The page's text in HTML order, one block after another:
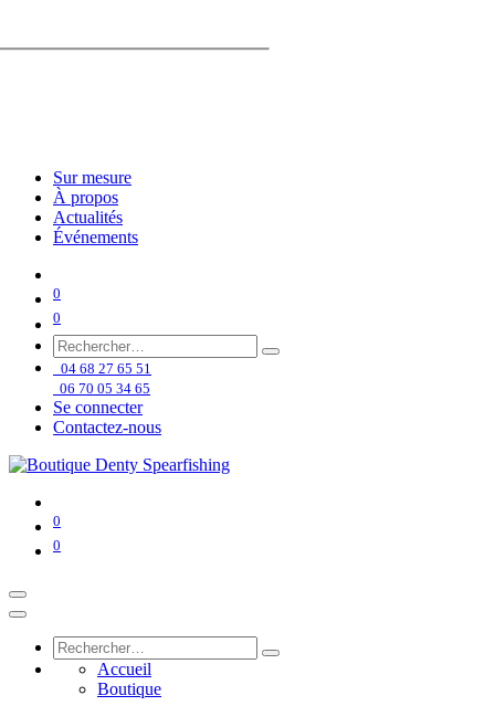
Sur mesure
À propos
Actualités
Événements
0
0
04 68 27 65 51
06 70 05 34 65
Se connecter
Contactez-nous
0
0
Accueil
Boutique